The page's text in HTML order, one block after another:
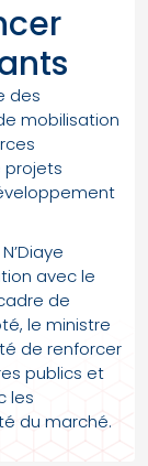
des
mobilisation
projets
avec le
de
le ministre
de renforcer
publics et
les
du marché.